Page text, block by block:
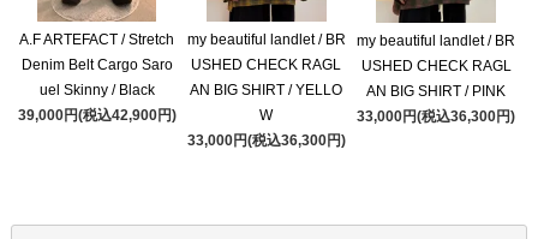
A.F ARTEFACT / Stretch
Denim Belt Cargo Saro
uel Skinny / Black
39,000円(税込42,900円)
my beautiful landlet / BR
USHED CHECK RAGL
AN BIG SHIRT / YELLO
W
33,000円(税込36,300円)
my beautiful landlet / BR
USHED CHECK RAGL
AN BIG SHIRT / PINK
33,000円(税込36,300円)